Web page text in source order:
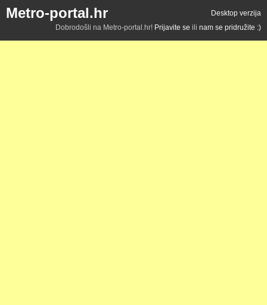
Metro-portal.hr
Desktop verzija
Dobrodošli na Metro-portal.hr! Prijavite se ili nam se pridružite :)